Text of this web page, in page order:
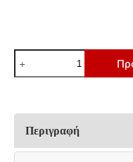
ΚΑΡΕΚΛΑ
ΓΡΑΦΕΙΟΥ
ΜΕ
ΔΕΡΜΑΤΙΝΗ
55x51x84/96εκ
ποσότητα
Περιγραφή